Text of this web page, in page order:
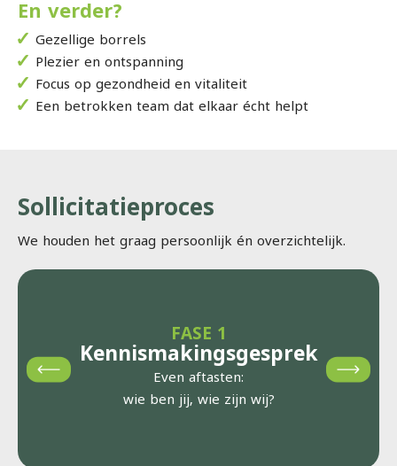
En verder?
Gezellige borrels
Plezier en ontspanning
Focus op gezondheid en vitaliteit
Een betrokken team dat elkaar écht helpt
Sollicitatieproces
We houden het graag persoonlijk én overzichtelijk.
FASE 1
Kennismakingsgesprek
Even aftasten:
wie ben jij, wie zijn wij?